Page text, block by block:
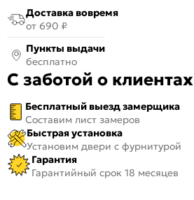
Доставка вовремя
от 690 ₽
Пункты выдачи
бесплатно
С заботой о клиентах
Бесплатный выезд замерщика
Составим лист замеров
Быстрая установка
Установим двери с фурнитурой
Гарантия
Гарантийный срок 18 месяцев